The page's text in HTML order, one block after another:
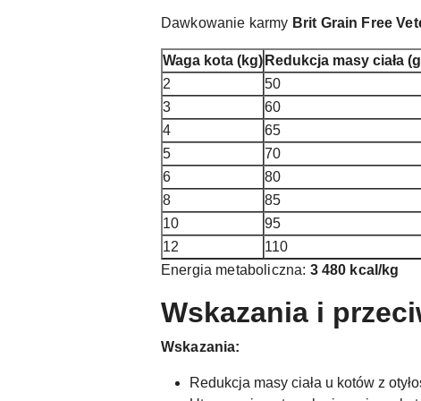
Dawkowanie karmy Brit Grain Free
Waga kota (kg) Redukcja masy ciała
2
50
3
60
4
65
5
70
6
80
8
85
10
95
12
110
Energia metaboliczna: 3 480 kcal/kg
Wskazania i
Wskazania:
Redukcja masy ciała u kotów z